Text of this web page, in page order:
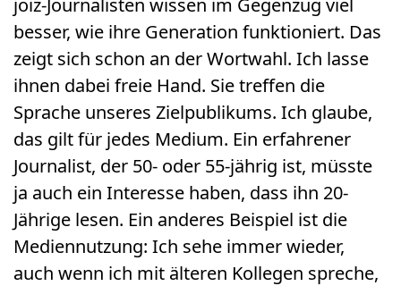
joiz-Journalisten wissen im Gegenzug viel
besser, wie ihre Generation funktioniert. Das
zeigt sich schon an der Wortwahl. Ich lasse
ihnen dabei freie Hand. Sie treffen die
Sprache unseres Zielpublikums. Ich glaube,
das gilt für jedes Medium. Ein erfahrener
Journalist, der 50- oder 55-jährig ist, müsste
ja auch ein Interesse haben, dass ihn 20-
Jährige lesen. Ein anderes Beispiel ist die
Mediennutzung: Ich sehe immer wieder,
auch wenn ich mit älteren Kollegen spreche,